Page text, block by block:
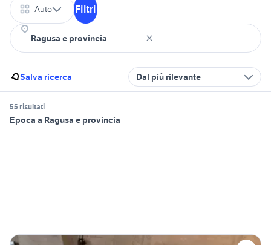
Auto Filtri
Salva ricerca Dal più rilevante
55 risultati
Epoca a Ragusa e provincia